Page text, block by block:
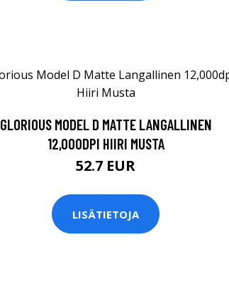
GLORIOUS MODEL D MATTE LANGALLINEN
12,000DPI HIIRI MUSTA
52.7 EUR
LISÄTIETOJA